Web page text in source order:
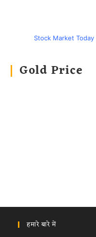
Stock Market Today
Gold Price
हमारे बारे में